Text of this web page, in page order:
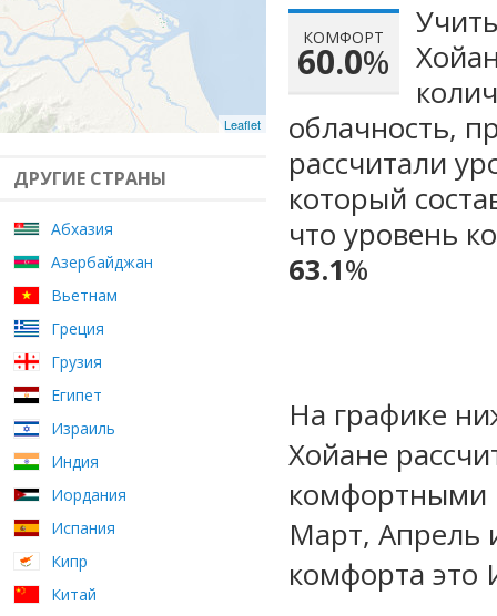
Leaflet
ДРУГИЕ СТРАНЫ
Абхазия
Азербайджан
Вьетнам
Греция
Грузия
Египет
Израиль
Индия
Иордания
Испания
Кипр
Китай
КОМФОРТ
60.0%
облачность,
рассчитали
который
что уровень
63.1%
На графике
Хойане
комфортными
Март,
комфорта